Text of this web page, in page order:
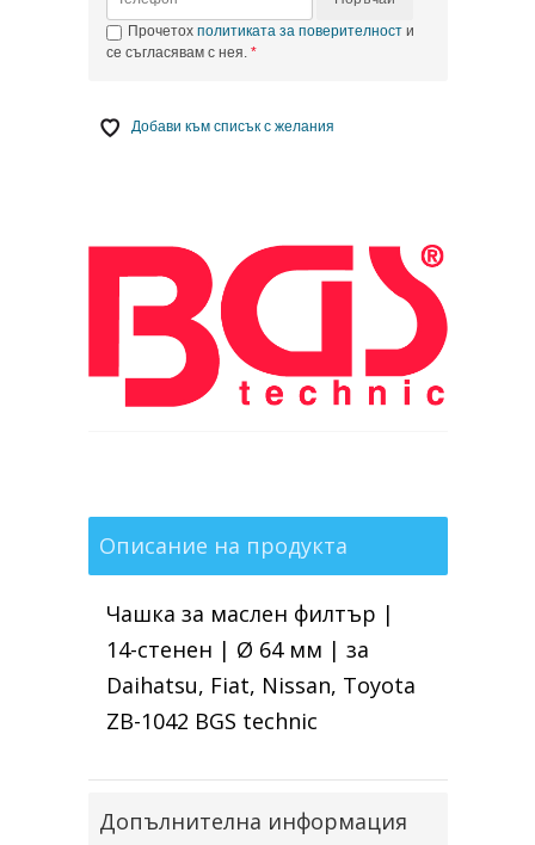
Прочетох политиката за поверителности
се съгласявам с нея.
Добави към списък с желания
Описание на продукта
Чашка за маслен филтър |
14-стенен | Ø 64 мм | за
Daihatsu, Fiat, Nissan, Toyota
ZB-1042 BGS technic
Допълнителна информация